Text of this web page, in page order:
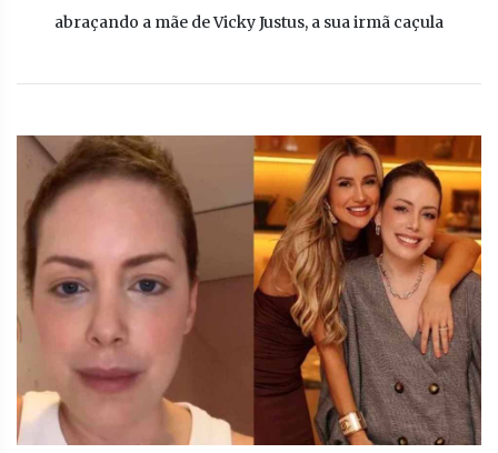
abraçando a mãe de Vicky Justus, a sua irmã caçula